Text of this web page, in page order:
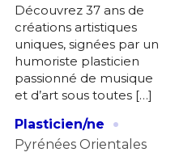
Découvrez 37 ans de
créations artistiques
uniques, signées par un
humoriste plasticien
passionné de musique
et d’art sous toutes […]
Plasticien/ne
·
Pyrénées Orientales